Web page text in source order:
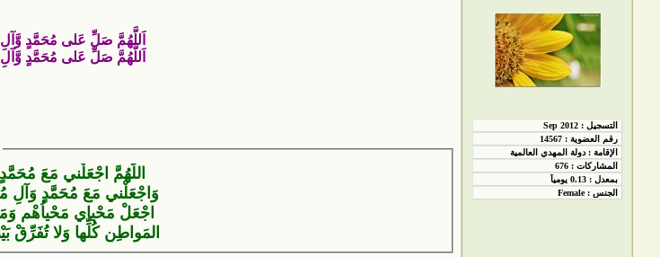
اَللَّهُمَّ صَلِّ عَلى مُحَمَّدٍ
اَللَّهُمَّ صَلِّ عَلى مُحَمَّدٍ
اللّهُمَّ اجْعَلْني مَعَ
وَاجْعَلْني مَعَ مُحَمَّدٍ وَآلِ
اجْعَلْ مَحْياي مَحْياُهْم
المَواطِنِ كُلِّها وَلا